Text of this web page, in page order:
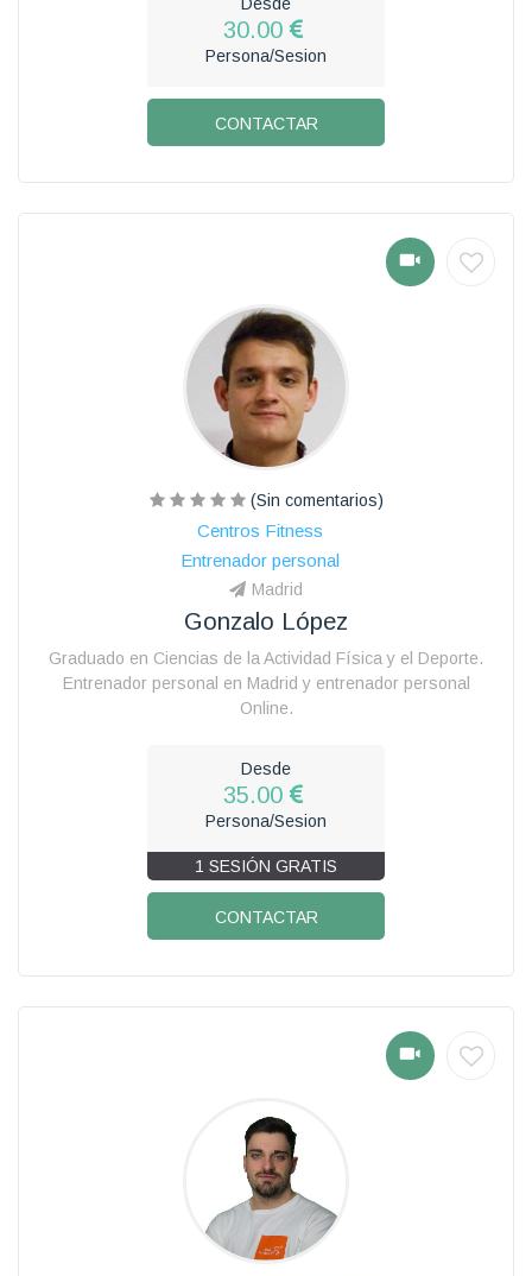
30.00
Persona/Sesion
CONTACTAR
(Sin comentarios)
Centros Fitness
Entrenador personal
Madrid
Gonzalo López
Graduado en Ciencias de la Actividad Física y el Deporte.
Entrenador personal en Madrid y entrenador personal
Online.
Desde
35.00
Persona/Sesion
1 SESIÓN GRATIS
CONTACTAR